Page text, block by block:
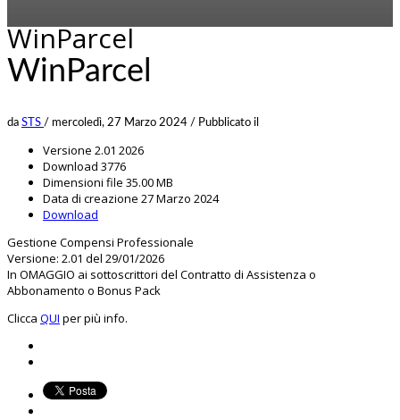
WinParcel
WinParcel
da STS / mercoledì, 27 Marzo 2024 / Pubblicato il
Versione 2.01 2026
Download 3776
Dimensioni file 35.00 MB
Data di creazione 27 Marzo 2024
Download
Gestione Compensi Professionale
Versione: 2.01 del 29/01/2026
In OMAGGIO ai sottoscrittori del Contratto di Assistenza o
Abbonamento o Bonus Pack
Clicca QUI per più info.